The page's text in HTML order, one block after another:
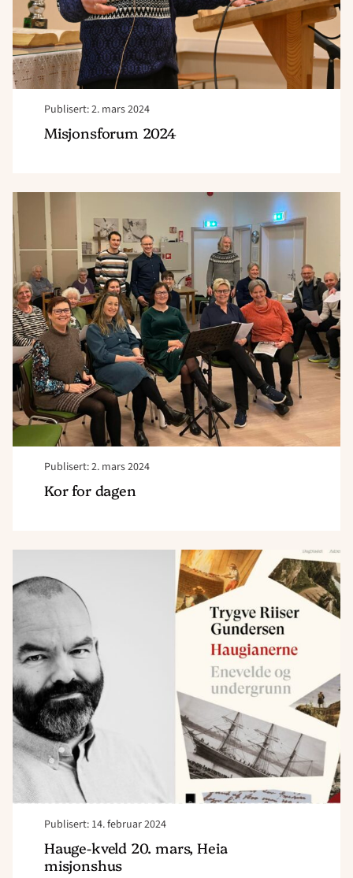
Publisert: 2. mars 2024
Misjonsforum 2024
Publisert: 2. mars 2024
Kor for dagen
article
"Kor
dagen"
Publisert: 14. februar 2024
Hauge-kveld 20. mars, Heia
misjonshus
Read
article
"Hauge-
kveld
misjonshus"